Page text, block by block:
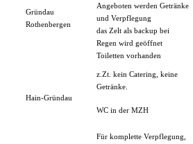
Gründau
Rothenbergen
Angeboten werden Getränke
und Verpflegung
das Zelt als backup bei
Regen wird geöffnet
Toiletten vorhanden
Hain-Gründau
z.Zt. kein Catering, keine
Getränke.
WC in der MZH
Für komplette Verpflegung,